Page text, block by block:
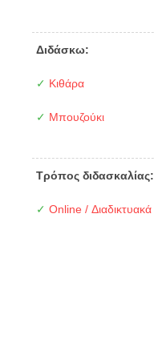
Διδάσκω:
✓ Κιθάρα
✓ Μπουζούκι
Τρόπος διδασκαλίας:
✓ Online / Διαδικτυακά